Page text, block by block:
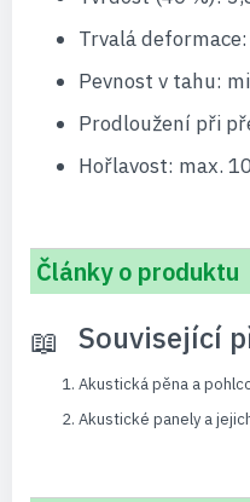
Trvalá
Pevnost v tahu:
Prodloužení při
Hořlavost: max.
Články o produktu
Související
Akustická pěna a
Akustické panely a